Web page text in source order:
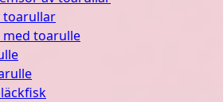
toarullar
med toarulle